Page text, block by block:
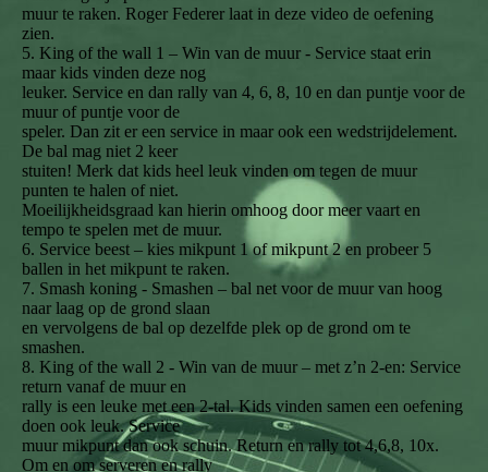
muur te raken. Roger Federer laat in deze video de oefening
zien.
5. King of the wall 1 – Win van de muur - Service staat erin
maar kids vinden deze nog
leuker. Service en dan rally van 4, 6, 8, 10 en dan puntje voor de
muur of puntje voor de
speler. Dan zit er een service in maar ook een wedstrijdelement.
De bal mag niet 2 keer
stuiten! Merk dat kids heel leuk vinden om tegen de muur
punten te halen of niet.
Moeilijkheidsgraad kan hierin omhoog door meer vaart en
tempo te spelen met de muur.
6. Service beest – kies mikpunt 1 of mikpunt 2 en probeer 5
ballen in het mikpunt te raken.
7. Smash koning - Smashen – bal net voor de muur van hoog
naar laag op de grond slaan
en vervolgens de bal op dezelfde plek op de grond om te
smashen.
8. King of the wall 2 - Win van de muur – met z’n 2-en: Service
return vanaf de muur en
rally is een leuke met een 2-tal. Kids vinden samen een oefening
doen ook leuk. Service
muur mikpunt dan ook schuin. Return en rally tot 4,6,8, 10x.
Om en om serveren en rally